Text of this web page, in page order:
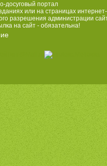
досуговый портал
или на страницах интернет-
разрешения администрации
на сайт - обязательна!